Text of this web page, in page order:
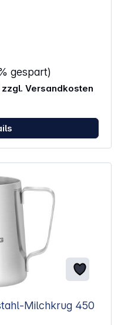
gespart)
Versandkosten